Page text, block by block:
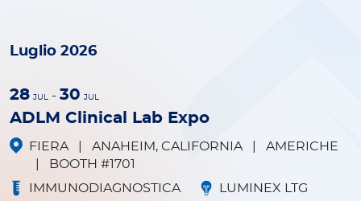
Luglio 2026
28 JUL - 30 JUL
ADLM Clinical Lab Expo
FIERA ANAHEIM, CALIFORNIA
AMERICHE
BOOTH #1701
IMMUNODIAGNOSTICA
LUMINEX LTG